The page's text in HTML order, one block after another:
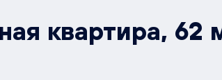
квартира, 62